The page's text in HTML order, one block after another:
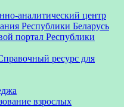
аналитический центр
Республики Беларусь
портал Республики
ресурс для
взрослых